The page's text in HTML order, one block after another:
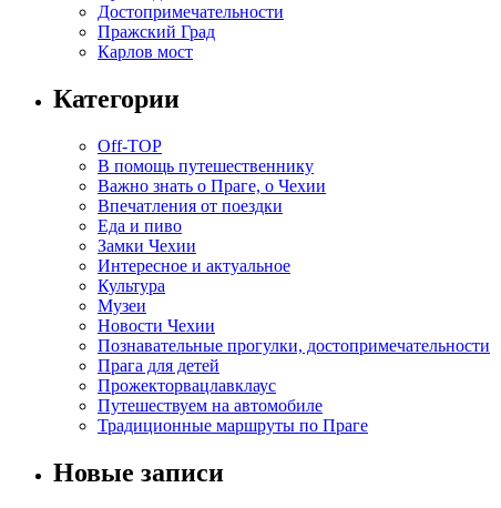
Достопримечательности
Пражский Град
Карлов мост
Категории
Off-TOP
В помощь путешественнику
Важно знать о Праге, о Чехии
Впечатления от поездки
Еда и пиво
Замки Чехии
Интересное и актуальное
Культура
Музеи
Новости Чехии
Познавательные прогулки, достопримечательности
Прага для детей
Прожекторвацлавклаус
Путешествуем на автомобиле
Традиционные маршруты по Праге
Новые записи